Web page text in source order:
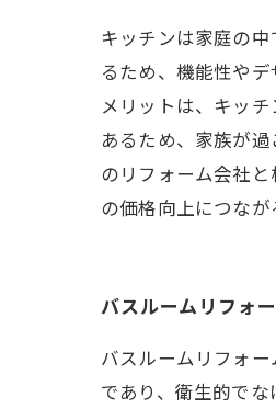
キッチンは家庭の
るため、機能性や
メリットは、キッ
あるため、家族が
のリフォーム会社
の価格向上につな
バスルームリフォ
バスルームリフォ
であり、衛生的で